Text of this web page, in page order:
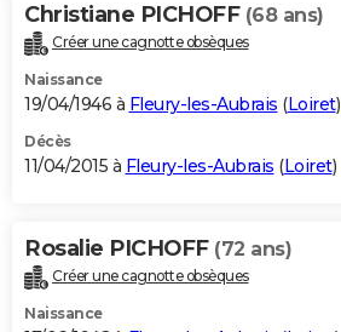
Christiane PICHOFF (68 ans)
Créer une cagnotte obsèques
Naissance
19/04/1946 à Fleury-les-Aubrais (Loiret)
Décès
11/04/2015 à Fleury-les-Aubrais (Loiret)
Rosalie PICHOFF (72 ans)
Créer une cagnotte obsèques
Naissance